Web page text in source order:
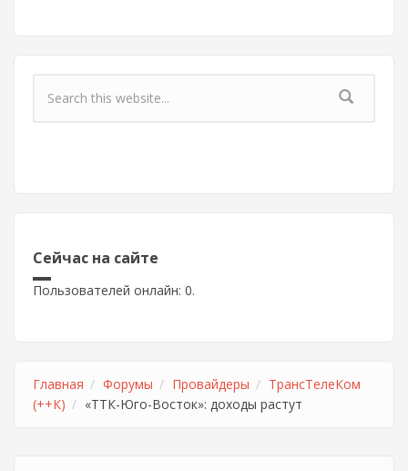
Форма поиска
Сейчас на сайте
Пользователей онлайн: 0.
Главная Форумы Провайдеры
ТрансТелеКом
(++К)
«ТТК-Юго-Восток»: доходы растут